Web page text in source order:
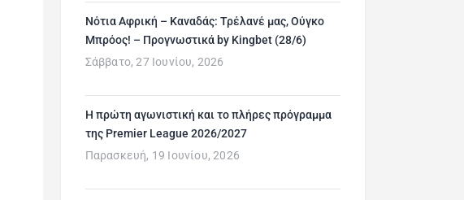
Νότια Αφρική – Καναδάς: Τρέλανέ μας, Ούγκο
Μπρόος! – Προγνωστικά by Kingbet (28/6)
Σάββατο, 27 Ιουνίου, 2026
H πρώτη αγωνιστική και το πλήρες πρόγραμμα
της Premier League 2026/2027
Παρασκευή, 19 Ιουνίου, 2026